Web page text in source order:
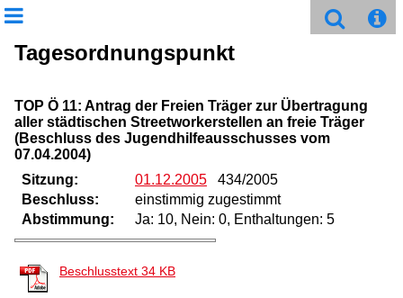
Tagesordnungspunkt
TOP Ö 11: Antrag der Freien Träger zur Übertragung
aller städtischen Streetworkerstellen an freie Träger
(Beschluss des Jugendhilfeausschusses vom
07.04.2004)
Sitzung:
01.12.2005 434/2005
Beschluss:
einstimmig zugestimmt
Abstimmung:
Ja: 10, Nein: 0, Enthaltungen: 5
Beschlusstext 34 KB